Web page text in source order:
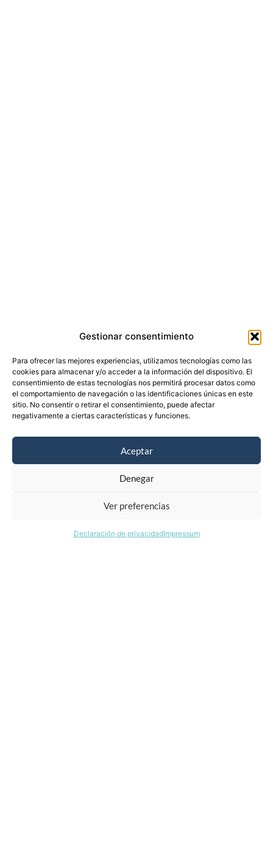
Gestionar consentimiento
Para ofrecer las mejores experiencias, utilizamos tecnologías como las
cookies para almacenar y/o acceder a la información del dispositivo. El
consentimiento de estas tecnologías nos permitirá procesar datos como
el comportamiento de navegación o las identificaciones únicas en este
sitio. No consentir o retirar el consentimiento, puede afectar
negativamente a ciertas características y funciones.
Aceptar
Denegar
Ver preferencias
Declaración de privacidadImpressum